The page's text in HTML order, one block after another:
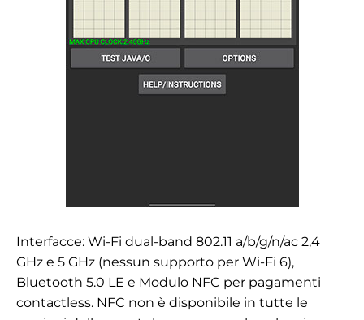
Interfacce: Wi-Fi dual-band 802.11 a/b/g/n/ac 2,4
GHz e 5 GHz (nessun supporto per Wi-Fi 6),
Bluetooth 5.0 LE e Modulo NFC per pagamenti
contactless. NFC non è disponibile in tutte le